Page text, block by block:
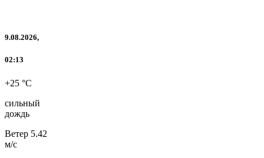
9.08.2026,
02:13
+25 °C
сильный
дождь
Ветер 5.42
м/с